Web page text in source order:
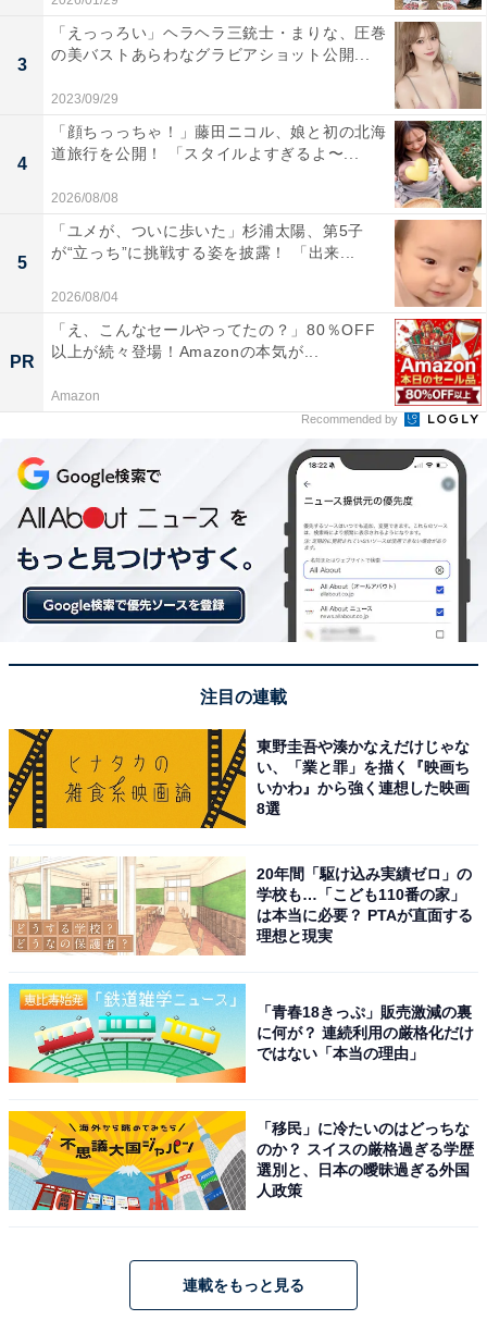
3
「えっっろい」ヘラヘラ三銃士・まりな、圧巻
の美バストあらわなグラビアショット公開...
2023/09/29
4
「顔ちっっちゃ！」藤田ニコル、娘と初の北海
道旅行を公開！ 「スタイルよすぎるよ〜...
2026/08/08
5
「ユメが、ついに歩いた」杉浦太陽、第5子
が“立っち”に挑戦する姿を披露！ 「出来...
2026/08/04
PR
「え、こんなセールやってたの？」80％OFF
以上が続々登場！Amazonの本気が...
Amazon
Recommended by
注目の連載
東野圭吾や湊かなえだけじゃな
い、「業と罪」を描く『映画ち
いかわ』から強く連想した映画
8選
20年間「駆け込み実績ゼロ」の
学校も…「こども110番の家」
は本当に必要？ PTAが直面する
理想と現実
「青春18きっぷ」販売激減の裏
に何が？ 連続利用の厳格化だけ
ではない「本当の理由」
「移民」に冷たいのはどっちな
のか？ スイスの厳格過ぎる学歴
選別と、日本の曖昧過ぎる外国
人政策
連載をもっと見る